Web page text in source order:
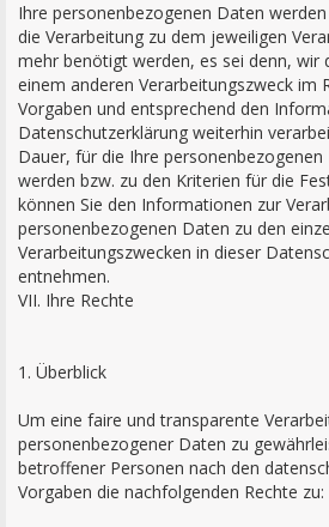
Ihre personenbezogenen Daten
die Verarbeitung zu dem jeweiligen
mehr benötigt werden, es sei denn, wir
einem anderen Verarbeitungszweck im
Vorgaben und entsprechend den
Datenschutzerklärung weiterhin
Dauer, für die Ihre
werden bzw. zu den Kriterien für die
können Sie den Informationen zur
personenbezogenen Daten zu den
Verarbeitungszwecken in dieser
entnehmen.
VII. Ihre Rechte
1. Überblick
Um eine faire und transparente
personenbezogener Daten zu
betroffener Personen nach den
Vorgaben die nachfolgenden Rechte zu: